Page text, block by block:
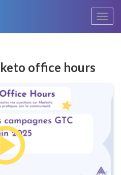
la
office hours